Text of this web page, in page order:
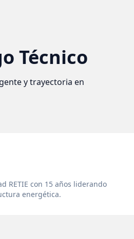
Técnico
y trayectoria en
RETIE con 15 años liderando
energética.